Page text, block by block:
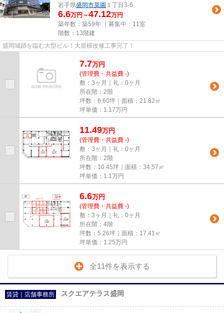
岩手県盛岡市菜園 １丁目3-6
6.6万円～47.12万円
築年数：築59年 ｜募集中： 11室
階数：13階建
盛岡城跡を臨む大型ビル！大規模改修工事完了！
7.7万円
(管理費・共益費 -)
敷：3ヶ月｜礼：0ヶ月
所在階：2階
坪数：6.60坪｜面積：21.82㎡
坪単価： 1.17万円
11.49万円
(管理費・共益費 -)
敷：3ヶ月｜礼：0ヶ月
所在階：2階
坪数：10.45坪｜面積：34.57㎡
坪単価： 1.1万円
6.6万円
(管理費・共益費 -)
敷：3ヶ月｜礼：0ヶ月
所在階：4階
坪数：5.26坪｜面積：17.41㎡
坪単価： 1.25万円
全11件を表示する
賃貸｜店舗事務所 スクエアテラス盛岡